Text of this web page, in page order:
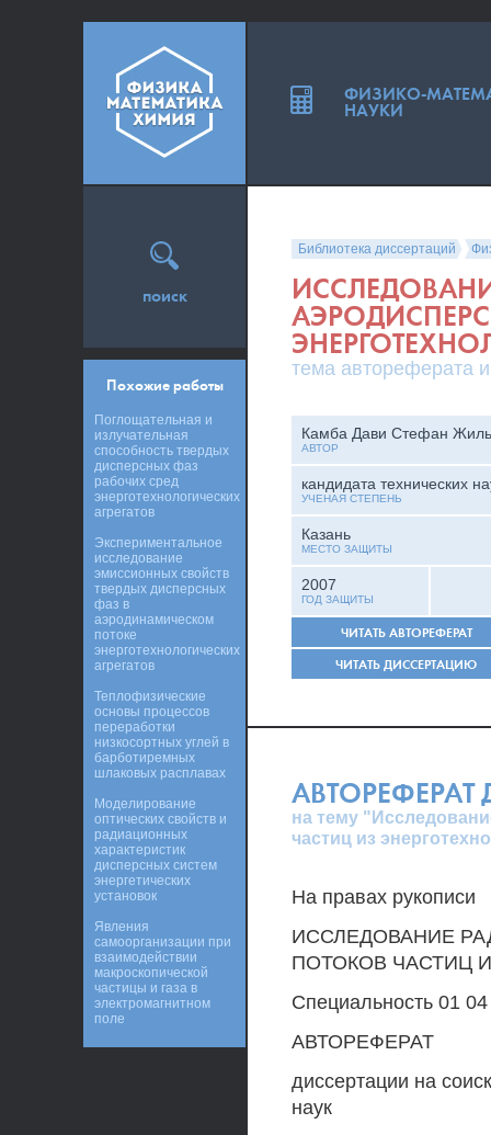
Библиотека диссертаций
тема автореферата
Камба Дави Стефан
АВТОР
кандидата технических
УЧЕНАЯ СТЕПЕНЬ
Казань
МЕСТО ЗАЩИТЫ
2007
ГОД ЗАЩИТЫ
ЧИТАТЬ АВТОРЕФЕРАТ
ЧИТАТЬ ДИССЕРТАЦИЮ
АВТОРЕФЕРАТ
на тему
частиц из
На правах рукописи
ИССЛЕДОВАНИЕ
ПОТОКОВ ЧАСТИЦ
Специальность 01
АВТОРЕФЕРАТ
диссертации на
наук
поиск
Похожие работы
Поглощательная и
излучательная
способность твердых
дисперсных фаз
рабочих сред
энерготехнологических
агрегатов
Экспериментальное
исследование
эмиссионных свойств
твердых дисперсных
фаз в
аэродинамическом
потоке
энерготехнологических
агрегатов
Теплофизические
основы процессов
переработки
низкосортных углей в
барботиремных
шлаковых расплавах
Моделирование
оптических свойств и
радиационных
характеристик
дисперсных систем
энергетических
установок
Явления
самоорганизации при
взаимодействии
макроскопической
частицы и газа в
электромагнитном
поле
ФИЗИКО-
НАУКИ